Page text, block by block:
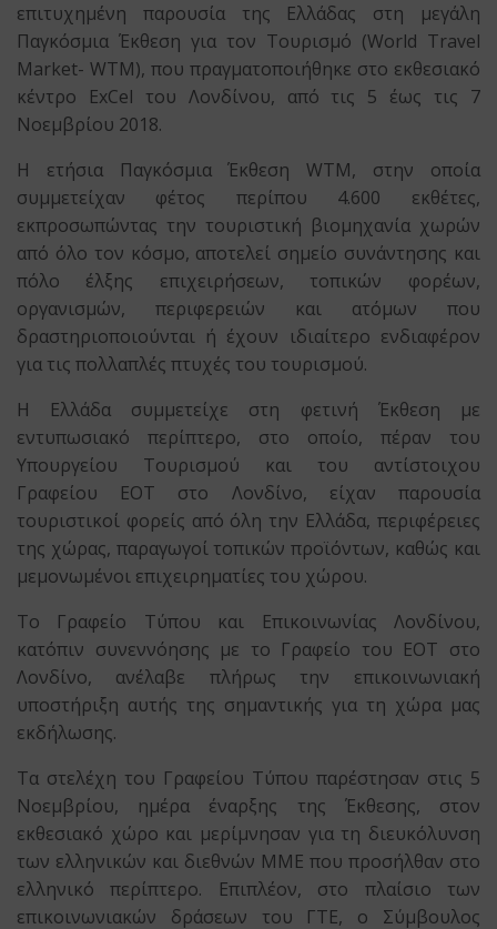
επιτυχημένη παρουσία της Ελλάδας στη μεγάλη
Παγκόσμια Έκθεση για τον Τουρισμό (World Travel
Market- WTM), που πραγματοποιήθηκε στο εκθεσιακό
κέντρο ExCel του Λονδίνου, από τις 5 έως τις 7
Νοεμβρίου 2018.
Η ετήσια Παγκόσμια Έκθεση WTM, στην οποία
συμμετείχαν φέτος περίπου 4.600 εκθέτες,
εκπροσωπώντας την τουριστική βιομηχανία χωρών
από όλο τον κόσμο, αποτελεί σημείο συνάντησης και
πόλο έλξης επιχειρήσεων, τοπικών φορέων,
οργανισμών, περιφερειών και ατόμων που
δραστηριοποιούνται ή έχουν ιδιαίτερο ενδιαφέρον
για τις πολλαπλές πτυχές του τουρισμού.
Η Ελλάδα συμμετείχε στη φετινή Έκθεση με
εντυπωσιακό περίπτερο, στο οποίο, πέραν του
Υπουργείου Τουρισμού και του αντίστοιχου
Γραφείου ΕΟΤ στο Λονδίνο, είχαν παρουσία
τουριστικοί φορείς από όλη την Ελλάδα, περιφέρειες
της χώρας, παραγωγοί τοπικών προϊόντων, καθώς και
μεμονωμένοι επιχειρηματίες του χώρου.
Το Γραφείο Τύπου και Επικοινωνίας Λονδίνου,
κατόπιν συνεννόησης με το Γραφείο του ΕΟΤ στο
Λονδίνο, ανέλαβε πλήρως την επικοινωνιακή
υποστήριξη αυτής της σημαντικής για τη χώρα μας
εκδήλωσης.
Τα στελέχη του Γραφείου Τύπου παρέστησαν στις 5
Νοεμβρίου, ημέρα έναρξης της Έκθεσης, στον
εκθεσιακό χώρο και μερίμνησαν για τη διευκόλυνση
των ελληνικών και διεθνών ΜΜΕ που προσήλθαν στο
ελληνικό περίπτερο. Επιπλέον, στο πλαίσιο των
επικοινωνιακών δράσεων του ΓΤΕ, ο Σύμβουλος